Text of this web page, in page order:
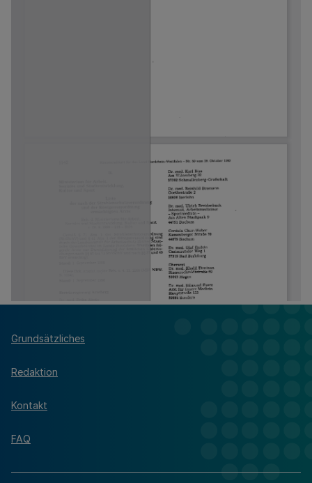
Grundsätzliches
Redaktion
Kontakt
FAQ